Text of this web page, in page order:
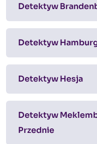
Detektyw
Detektyw
Detektyw Hesja
Detektyw
Przednie